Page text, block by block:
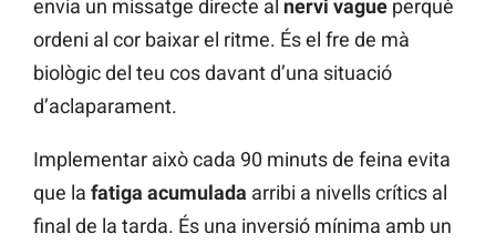
envia un missatge directe al nervi vague perquè
ordeni al cor baixar el ritme. És el fre de mà
biològic del teu cos davant d’una situació
d’aclaparament.
Implementar això cada 90 minuts de feina evita
que la fatiga acumulada arribi a nivells crítics al
final de la tarda. És una inversió mínima amb un